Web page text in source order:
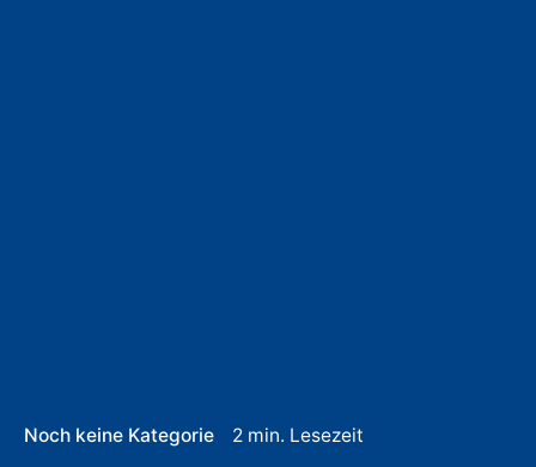
Noch keine Kategorie 2 min. Lesezeit